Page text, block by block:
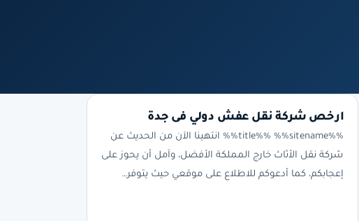
ارخص شركة نقل عفش دولي فى جدة
%%title%% %%sitename%% انتهينا الآن من الحديث عن
شركة نقل الأثاث خارج المملكة الأفضل، وآمل أن يحوز على
إعجابكم، كما أدعوكم للاطلاع على موقعي حيث يتوفر…